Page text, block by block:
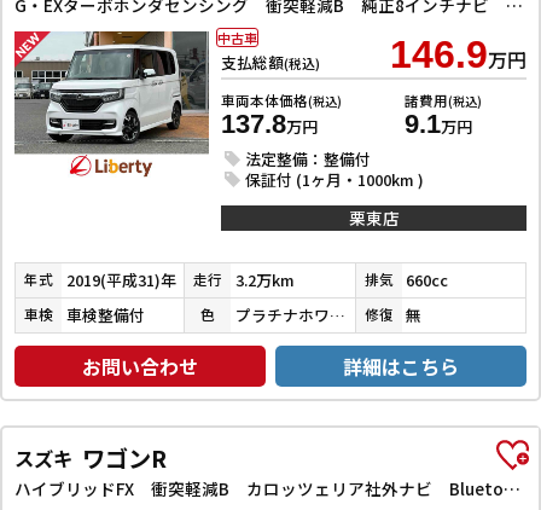
G・EXターボホンダセンシング 衝突軽減B 純正8インチナビ Bluetooth対応 Bカメラ ビルドインETC ハーフレザーシート 両側自動ドア アダプティブクルーズコントロール 革巻きステアリング パドルシフト LEDヘッドライ
支払総額(税込) 146.9万円
車両本体価格(税込)
137.8万円
諸費用(税込)
9.1万円
法定整備：整備付
保証付 (1ヶ月・1000km )
中古車
栗東店
年式 2019(平成31)年 走行 3.2万km 排気 660cc
車検 車検整備付 色 プラチナホワイトパール 修復 無
お問い合わせ 詳細はこちら
スズキ ワゴンR
ハイブリッドFX 衝突軽減B カロッツェリア社外ナビ Bluetooth対応 Bカメラ ETC スマートキー プッシュスタート アイドリングストップ ヘッドアップディスプレイ 運転席シートヒーター 電動格納ミラー